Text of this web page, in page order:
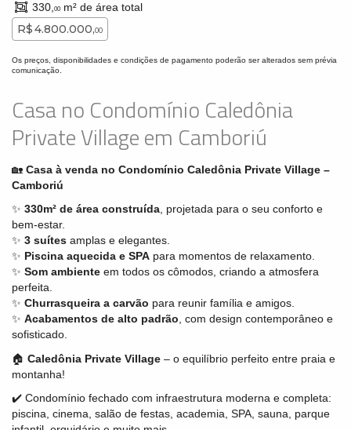
330, 00m² de área total
R$ 4.800.000,00
Os preços, disponibilidades e condições de pagamento poderão ser alterados sem prévia
comunicação.
Casa no Condomínio Caledônia
Private Village em Camboriú
🏡 Casa à venda no Condomínio Caledônia Private Village –
Camboriú
✨ 330m² de área construída , projetada para o seu conforto e
bem-estar.
✨ 3 suítes amplas e elegantes.
✨ Piscina aquecida e SPA para momentos de relaxamento.
✨ Som ambiente em todos os cômodos, criando a atmosfera
perfeita.
✨ Churrasqueira a carvão para reunir família e amigos.
✨ Acabamentos de alto padrão , com design contemporâneo e
sofisticado.
🏠 Caledônia Private Village – o equilíbrio perfeito entre praia e
montanha!
✔️ Condomínio fechado com infraestrutura moderna e completa:
piscina, cinema, salão de festas, academia, SPA, sauna, parque